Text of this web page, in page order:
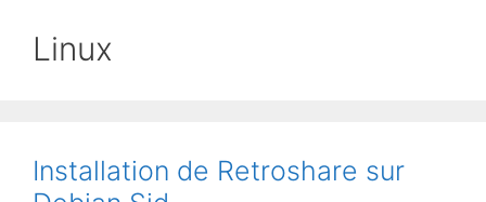
Linux
Installation de Retroshare sur